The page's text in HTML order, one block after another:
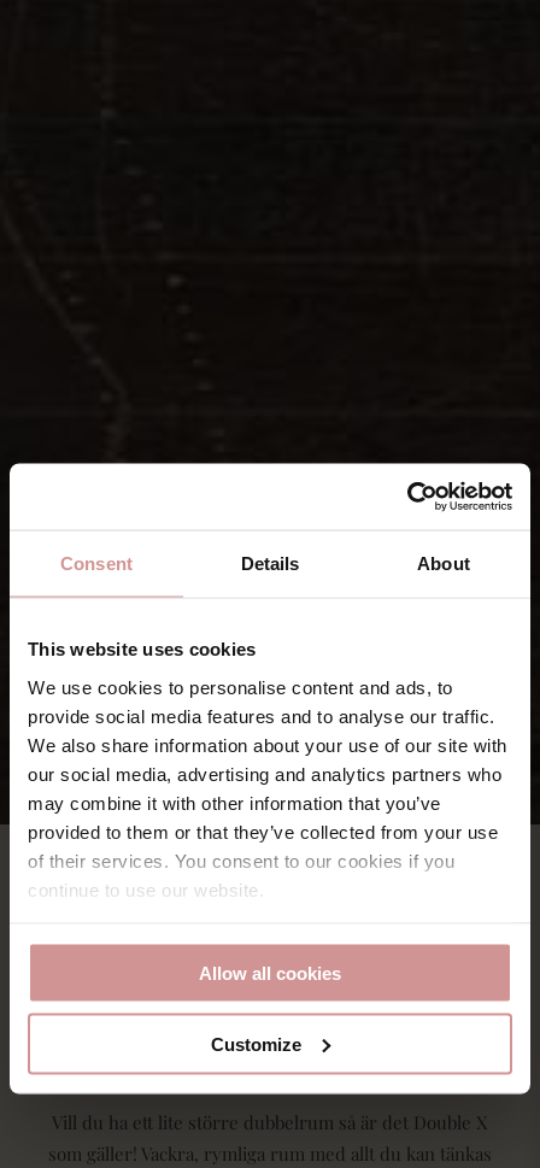
Consent Details About
This website uses cookies
We use cookies to personalise content and ads, to
provide social media features and to analyse our traffic.
We also share information about your use of our site with
our social media, advertising and analytics partners who
may combine it with other information that you’ve
provided to them or that they’ve collected from your use
of their services. You consent to our cookies if you
continue to use our website.
Allow all cookies
Customize
Våra klassiska och rymliga
dubbelrum
Vill du ha ett lite större dubbelrum så är det Double X
som gäller! Vackra, rymliga rum med allt du kan tänkas